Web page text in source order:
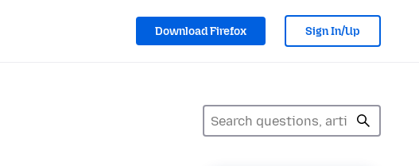
Download Firefox Sign In/Up